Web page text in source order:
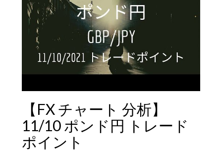
【FX チャート 分析】
11/10 ポンド円 トレード
ポイント